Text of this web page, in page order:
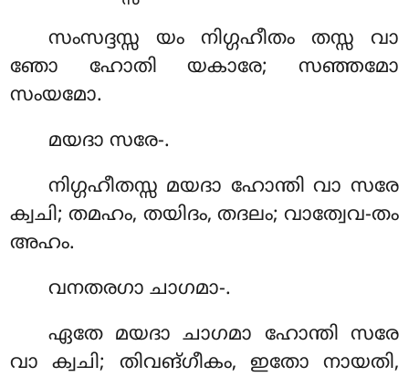
സംസദ്ദസ്സ യം നിഗ്ഗഹീതം തസ്സ വാ
ഞോ ഹോതി യകാരേ; സഞ്ഞമോ
സംയമോ.
മയദാ സരേ-.
നിഗ്ഗഹീതസ്സ മയദാ ഹോന്തി വാ സരേ
ക്വചി; തമഹം, തയിദം, തദലം; വാത്വേവ-തം
അഹം.
വനതരഗാചാഗമാ-.
ഏതേ മയദാ ചാഗമാ ഹോന്തി സരേ
വാ ക്വചി; തിവങ്ഗീകം, ഇതോ നായതി,